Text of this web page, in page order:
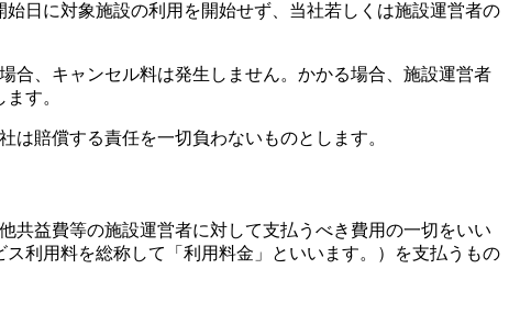
日に対象施設の利用を開始せず、当社若しくは施設運営者の
合、キャンセル料は発生しません。かかる場合、施設運営者
す。
賠償する責任を一切負わないものとします。
共益費等の施設運営者に対して支払うべき費用の一切をいい
利用料を総称して「利用料金」といいます。）を支払うもの